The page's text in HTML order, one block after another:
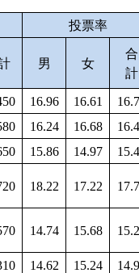
投票率
男 女
合
計
16.96 16.61
16.24 16.68
15.86 14.97
18.22 17.22
14.74 15.68
14.62 15.24